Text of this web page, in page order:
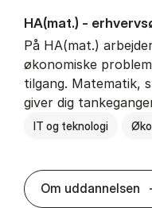
HA(mat.) -
På HA(mat.)
økonomiske
tilgang. Matematik,
giver dig
IT og teknologi
Om uddannelsen